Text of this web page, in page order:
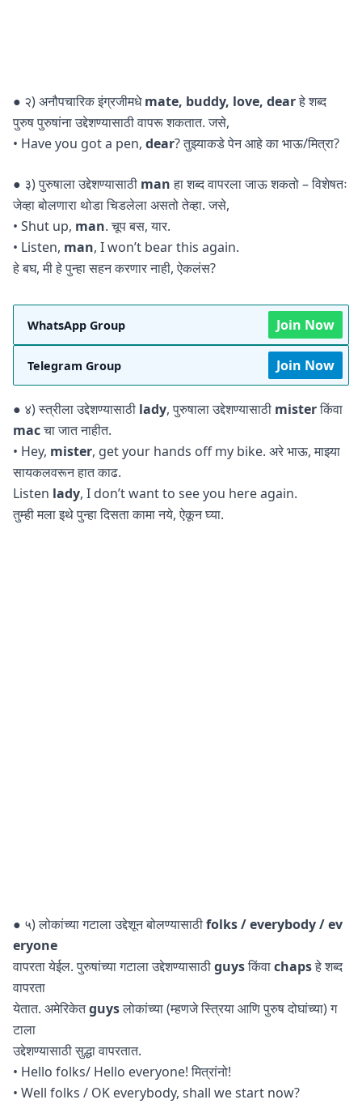
● २) अनौपचारिक इंग्रजीमधेmate, buddy, love, dearहे शब्द
पुरुष पुरुषांना उद्देशण्यासाठी वापरू शकतात. जसे,
• Have you got a pen, dear? तुझ्याकडे पेन आहे का भाऊ/मित्रा?
● ३) पुरुषाला उद्देशण्यासाठी manहा शब्द वापरला जाऊ शकतो – विशेषतः
जेव्हा बोलणारा थोडा चिडलेला असतो तेव्हा. जसे,
• Shut up, man. चूप बस, यार.
• Listen, man, I won’t bear this again.
हे बघ, मी हे पुन्हा सहन करणार नाही, ऐकलंस?
WhatsApp Group Join Now
Telegram Group Join Now
● ४) स्त्रीला उद्देशण्यासाठी lady, पुरुषाला उद्देशण्यासाठी misterकिंवा
macचा जात नाहीत.
• Hey, mister, get your hands off my bike. अरे भाऊ, माझ्या
सायकलवरून हात काढ.
Listen lady, I don’t want to see you here again.
तुम्ही मला इथे पुन्हा दिसता कामा नये, ऐकून घ्या.
● ५) लोकांच्या गटाला उद्देशून बोलण्यासाठीfolks / everybody / ev
eryone
वापरता येईल. पुरुषांच्या गटाला उद्देशण्यासाठीguysकिंवाchapsहे शब्द
वापरता
येतात. अमेरिकेतguysलोकांच्या (म्हणजे स्त्रिया आणि पुरुष दोघांच्या) ग
टाला
उद्देशण्यासाठी सुद्धा वापरतात.
• Hello folks/ Hello everyone! मित्रांनो!
• Well folks / OK everybody, shall we start now?